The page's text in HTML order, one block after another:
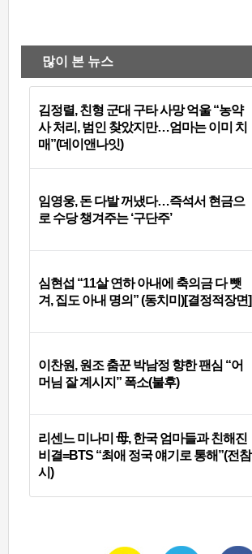
많이 본 뉴스
김정렬, 친형 군대 구타 사망 억울 “농약
사 처리, 범인 찾았지만…엄마는 이미 치
매”(데이앤나잇)
임영웅, 돈 다발 꺼냈다…즉석서 현금으
로 수당 챙겨주는 ‘구단주’
심현섭 “11살 연하 아내에 축의금 다 뺏
겨, 집도 아내 명의” (동치미)[결정적장면]
이찬원, 원조 춤꾼 박남정 향한 팬심 “어
머님 잘 계시지” 폭소(불후)
리센느 미나미 母, 한국 엄마들과 친해진
비결=BTS “최애 정국 얘기로 통해”(전참
시)